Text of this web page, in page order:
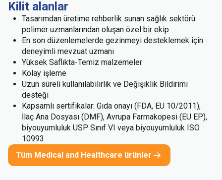
Kilit alanlar
Tasarımdan üretime rehberlik sunan sağlık sektörü
polimer uzmanlarından oluşan özel bir ekip
En son düzenlemelerde gezinmeyi desteklemek için
deneyimli mevzuat uzmanı
Yüksek Saflıkta-Temiz malzemeler
Kolay işleme
Uzun süreli kullanılabilirlik ve Değişiklik Bildirimi
desteği
Kapsamlı sertifikalar: Gıda onayı (FDA, EU 10/2011),
İlaç Ana Dosyası (DMF), Avrupa Farmakopesi (EU EP),
biyouyumluluk USP Sınıf VI veya biyouyumluluk ISO
10993
Tüm Medical and Healthcare ürünler